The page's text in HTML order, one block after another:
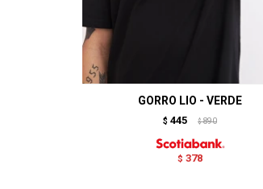
GORRO LIO - VERDE
$ 445 $ 890
$ 378